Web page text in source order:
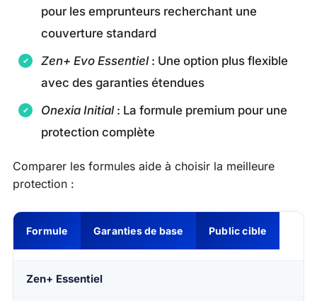
pour les emprunteurs recherchant une
couverture standard
Zen+ Evo Essentiel: Une option plus flexible
avec des garanties étendues
Onexia Initial: La formule premium pour une
protection complète
Comparer les formules aide à choisir la meilleure
protection :
Formule Garanties de base Public cible
Zen+ Essentiel